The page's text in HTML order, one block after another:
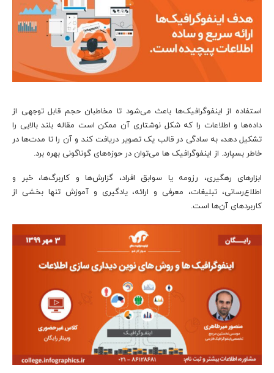
استفاده از اینفوگرافیک‌ها باعث می‌شود تا مخاطبان حجم قابل توجهی از
داده‌ها و اطلاعات را که شکل نوشتاری آن ممکن است مقاله بلند بالایی را
تشکیل دهد، به سادگی در قالب یک تصویر دریافت کند و آن را تا مدت‌ها در
خاطر بسپارد. از اینفوگرافیک ها می‌توان در حوزه‌های گوناگونی بهره برد.
ابزارهای رهگیری، رزومه یا سوابق افراد، گزارش‌ها و کاربرگ‌ها، خبر و
اطلاع‌رسانی، تبلیغات، معرفی و ارائه، یادگیری و آموزش تنها بخشی از
کاربردهای آن‌ها است.